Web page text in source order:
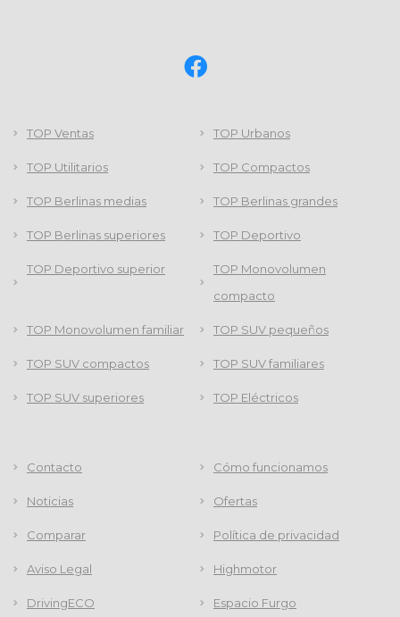
TOP Ventas TOP Urbanos
TOP Utilitarios TOP Compactos
TOP Berlinas medias TOP Berlinas grandes
TOP Berlinas superiores TOP Deportivo
TOP Deportivo superior
TOP Monovolumen
compacto
TOP Monovolumen familiar TOP SUV pequeños
TOP SUV compactos TOP SUV familiares
TOP SUV superiores TOP Eléctricos
Contacto Cómo funcionamos
Noticias Ofertas
Comparar Política de privacidad
Aviso Legal Highmotor
DrivingECO Espacio Furgo